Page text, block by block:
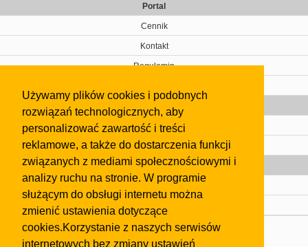
Używamy plików cookies i podobnych
rozwiązań technologicznych, aby
personalizować zawartość i treści
reklamowe, a także do dostarczenia funkcji
związanych z mediami społecznościowymi i
analizy ruchu na stronie. W programie
służącym do obsługi internetu można
zmienić ustawienia dotyczące
cookies.Korzystanie z naszych serwisów
internetowych bez zmiany ustawień
Portal
Cennik
Kontakt
Regulamin
Gazeta
Olkusz
Kontakt
Strefa dla biznesu
Biura nieruchomości
Dealerzy i autokomisy
Skontaktuj się z nami